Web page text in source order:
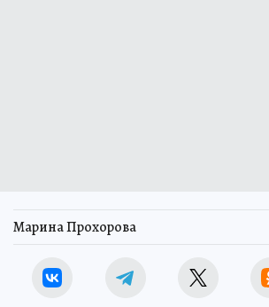
Марина Прохорова